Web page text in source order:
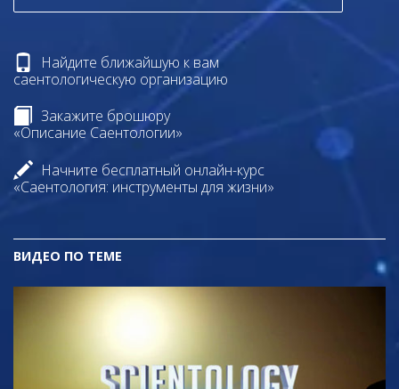
Найдите ближайшую к вам
саентологическую организацию
Закажите брошюру
«Описание Саентологии»
Начните бесплатный онлайн-курс
«Саентология: инструменты для жизни»
ВИДЕО ПО ТЕМЕ